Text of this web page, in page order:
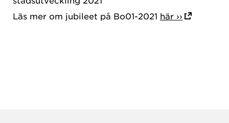
Läs mer om jubileet på Bo01-2021 här ››